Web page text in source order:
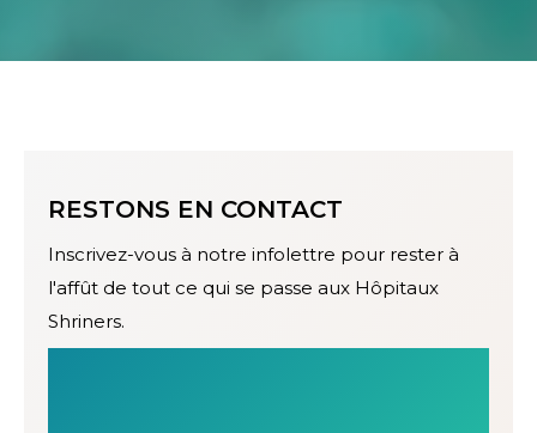
RESTONS EN CONTACT
Inscrivez-vous à notre infolettre pour rester à
l'affût de tout ce qui se passe aux Hôpitaux
Shriners.